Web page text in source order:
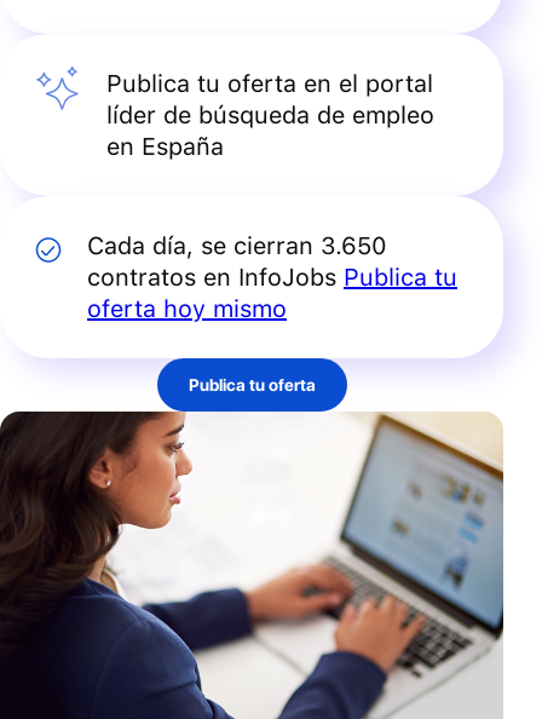
Publica tu oferta en el portal
líder de búsqueda de empleo
en España
Cada día, se cierran 3.650
contratos en InfoJobs Publica tu
oferta hoy mismo
Publica tu oferta